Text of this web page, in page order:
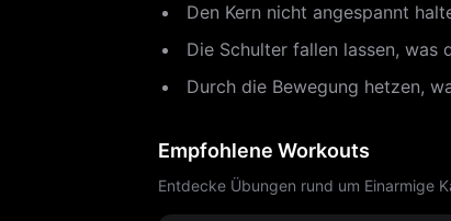
Den Kern nicht angespannt
Die Schulter fallen lassen,
Durch die Bewegung hetzen,
Empfohlene Workouts
Entdecke Übungen rund um Einarmige